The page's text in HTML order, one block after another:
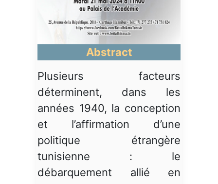
Abstract
Plusieurs facteurs
déterminent, dans les
années 1940, la conception
et l’affirmation d’une
politique étrangère
tunisienne : le
débarquement allié en